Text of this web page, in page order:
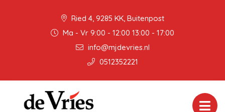
Ried 4, 9285 KK, Buitenpost
Ma - Vr 9:00 - 12:00 13:00 - 17:00
info@mjdevries.nl
0512352221